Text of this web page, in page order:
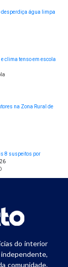
desperdiça água limpa
clima tenso em escola
na Zona Rural de
8 suspeitos por
do interior
comunidade.